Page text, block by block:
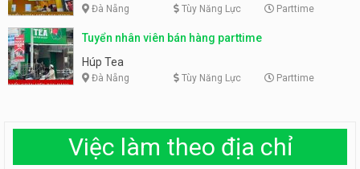
Đà Nẵng Tùy Năng Lực Parttime
Tuyển nhân viên bán hàng parttime
Húp Tea
Đà Nẵng Tùy Năng Lực Parttime
Việc làm theo địa chỉ